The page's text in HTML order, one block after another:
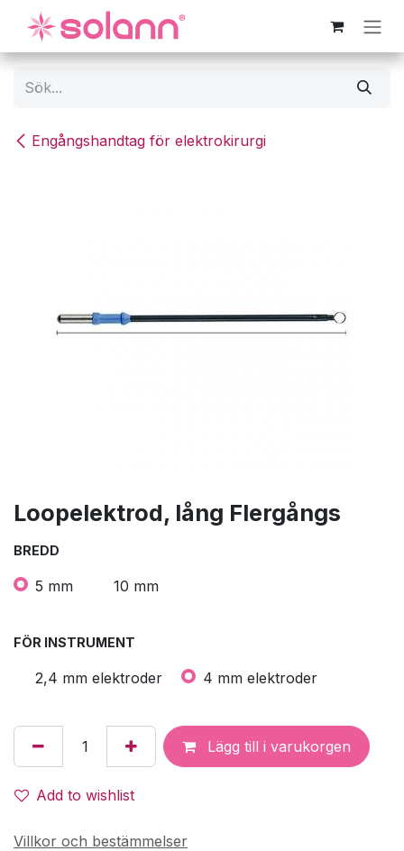
Hoppa till innehåll
Engångshandtag för elektrokirurgi
Loopelektrod, lång Flergångs
BREDD
5 mm 10 mm
FÖR INSTRUMENT
2,4 mm elektroder 4 mm elektroder
Lägg till i varukorgen
Add to wishlist
Villkor och bestämmelser